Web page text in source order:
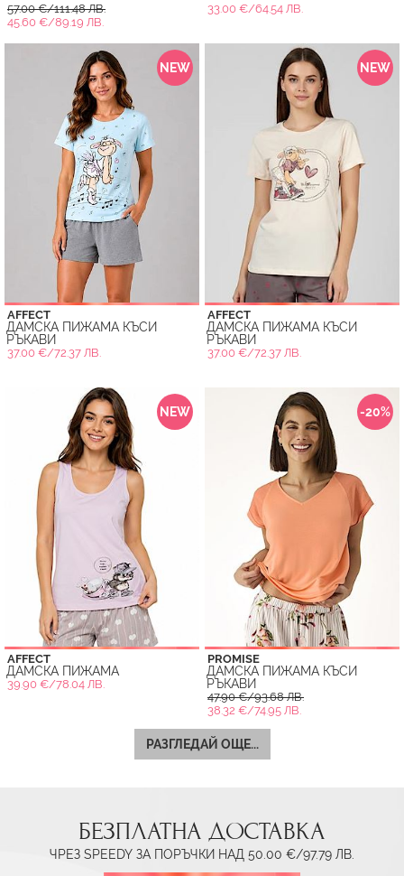
57.00 €/111.48 ЛВ.
45.60 €/89.19 ЛВ.
33.00 €/64.54 ЛВ.
NEW
AFFECT
ДАМСКА ПИЖАМА КЪСИ
РЪКАВИ
37.00 €/72.37 ЛВ.
NEW
AFFECT
ДАМСКА ПИЖАМА КЪСИ
РЪКАВИ
37.00 €/72.37 ЛВ.
NEW
AFFECT
ДАМСКА ПИЖАМА
39.90 €/78.04 ЛВ.
-20%
PROMISE
ДАМСКА ПИЖАМА КЪСИ
РЪКАВИ
47.90 €/93.68 ЛВ.
38.32 €/74.95 ЛВ.
РАЗГЛЕДАЙ ОЩЕ...
БЕЗПЛАТНА ДОСТАВКА
ЧРЕЗ SPEEDY ЗА ПОРЪЧКИ НАД 50.00 €/97.79 ЛВ.